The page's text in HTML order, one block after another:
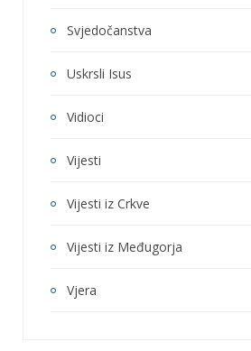
Svjedočanstva
Uskrsli Isus
Vidioci
Vijesti
Vijesti iz Crkve
Vijesti iz Međugorja
Vjera